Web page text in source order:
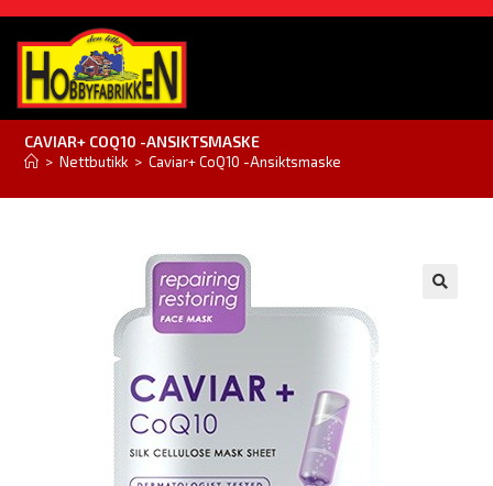
CAVIAR+ COQ10 -ANSIKTSMASKE
> Nettbutikk > Caviar+ CoQ10 -Ansiktsmaske